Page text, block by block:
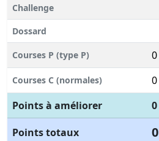
Challenge
Dossard
Courses P (type P) 0
Courses C (normales) 0
Points à améliorer
0
Points totaux
0